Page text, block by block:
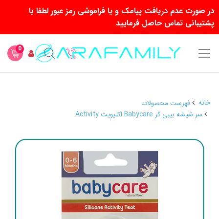
در صورت عدم دریافت پیامک و یا فراموشی رمز عبور لطفا با
پشتیبانی تماس حاصل فرمایید
0
خانه
فهرست محصولات
سر شیشه بیبی کر Babycare اکتیویت Activity